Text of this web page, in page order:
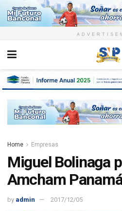
Home Empresas
Miguel Bolinaga
Amcham
by admin 2017/12/05